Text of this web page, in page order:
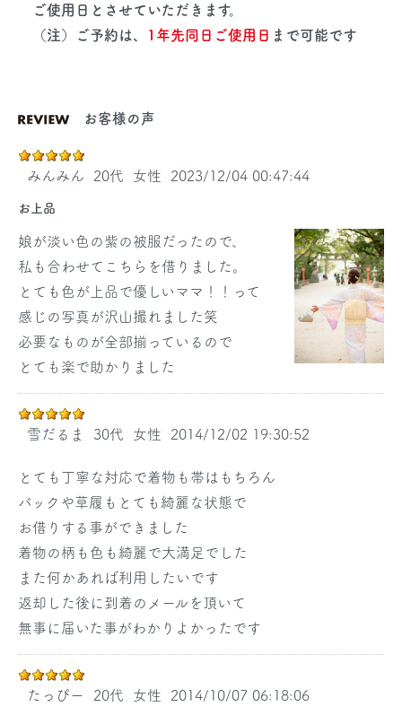
ご使用日とさせていただきます。
（注）ご予約は、
1年先同日ご使用日 まで可能です
お客様の声
みんみん 20代 女性 2023/12/04 00:47:44
お上品
娘が淡い色の紫の被服だったので、
私も合わせてこちらを借りました。
とても色が上品で優しいママ！！って
感じの写真が沢山撮れました笑
必要なものが全部揃っているので
とても楽で助かりました
雪だるま 30代 女性 2014/12/02 19:30:52
とても丁寧な対応で着物も帯はもちろん
バックや草履もとても綺麗な状態で
お借りする事ができました
着物の柄も色も綺麗で大満足でした
また何かあれば利用したいです
返却した後に到着のメールを頂いて
無事に届いた事がわかりよかったです
たっぴー 20代 女性 2014/10/07 06:18:06